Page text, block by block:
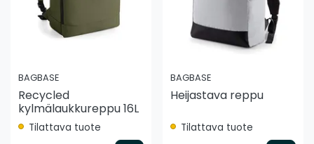
BAGBASE
Recycled
kylmälaukkureppu 16L
Tilattava tuote
BAGBASE
Heijastava reppu
Tilattava tuote